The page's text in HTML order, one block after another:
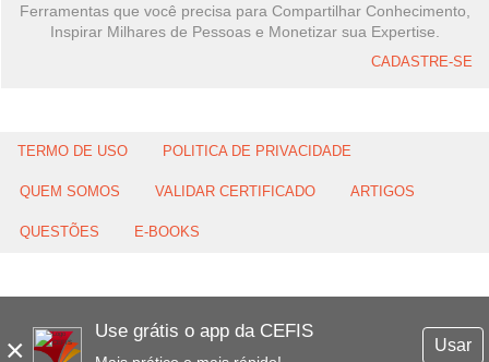
×
Use grátis o app da CEFIS
Usar
Ferramentas que você precisa para Compartilhar Conhecimento,
Inspirar Milhares de Pessoas e Monetizar sua Expertise.
CADASTRE-SE
TERMO DE USO POLITICA DE PRIVACIDADE
QUEM SOMOS VALIDAR CERTIFICADO ARTIGOS
QUESTÕES E-BOOKS